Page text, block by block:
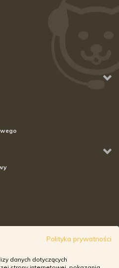
Polityka prywatności
danych dotyczących